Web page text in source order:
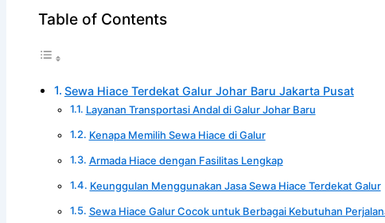
Table of Contents
Sewa Hiace Terdekat Galur Johar Baru Jakarta Pusat
Layanan Transportasi Andal di Galur Johar Baru
Kenapa Memilih Sewa Hiace di Galur
Armada Hiace dengan Fasilitas Lengkap
Keunggulan Menggunakan Jasa Sewa Hiace Terdekat Galur
Sewa Hiace Galur Cocok untuk Berbagai Kebutuhan